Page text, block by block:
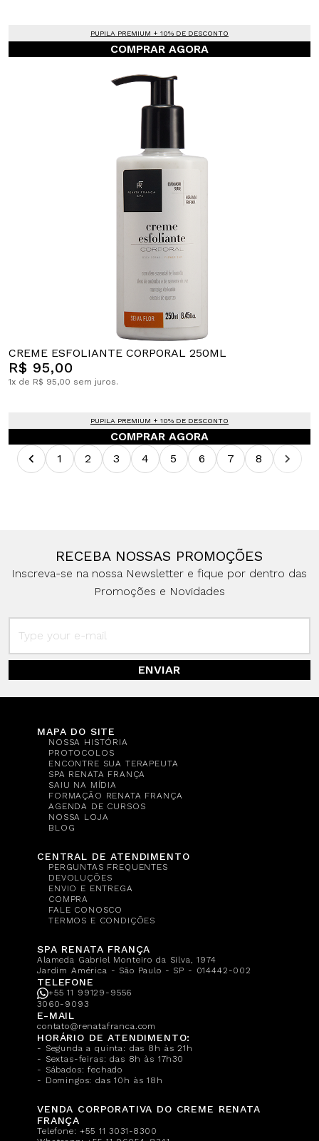
PUPILA PREMIUM + 10% DE DESCONTO
COMPRAR AGORA
CREME ESFOLIANTE CORPORAL 250ML
R$ 95,00
1x de R$ 95,00 sem juros.
PUPILA PREMIUM + 10% DE DESCONTO
COMPRAR AGORA
1
2 3 4 5 6 7 8
RECEBA NOSSAS PROMOÇÕES
Inscreva-se na nossa Newsletter e fique por dentro das
Promoções e Novidades
ENVIAR
MAPA DO SITE
NOSSA HISTÓRIA
PROTOCOLOS
ENCONTRE SUA TERAPEUTA
SPA RENATA FRANÇA
SAIU NA MÍDIA
FORMAÇÃO RENATA FRANÇA
AGENDA DE CURSOS
NOSSA LOJA
BLOG
CENTRAL DE ATENDIMENTO
PERGUNTAS FREQUENTES
DEVOLUÇÕES
ENVIO E ENTREGA
COMPRA
FALE CONOSCO
TERMOS E CONDIÇÕES
SPA RENATA FRANÇA
Alameda Gabriel Monteiro da Silva, 1974
Jardim América - São Paulo - SP - 014442-002
TELEFONE
+55 11 99129-9556
3060-9093
E-MAIL
contato@renatafranca.com
HORÁRIO DE ATENDIMENTO:
- Segunda a quinta: das 8h às 21h
- Sextas-feiras: das 8h às 17h30
- Sábados: fechado
- Domingos: das 10h às 18h
VENDA CORPORATIVA DO CREME RENATA
FRANÇA
Telefone:+55 11 3031-8300